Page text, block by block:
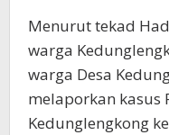
Menurut tekad
warga
warga Desa
melaporkan kasus
Kedunglengkong